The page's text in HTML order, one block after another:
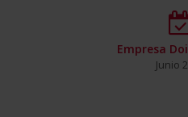
Empresa
Junio